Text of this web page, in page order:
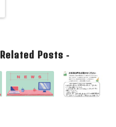
Related Posts -